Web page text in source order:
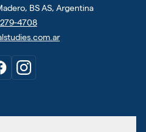
BS AS, Argentina
4708